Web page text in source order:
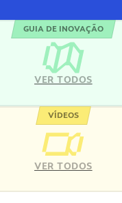
GUIA DE INOVAÇÃO
VER TODOS
VÍDEOS
VER TODOS